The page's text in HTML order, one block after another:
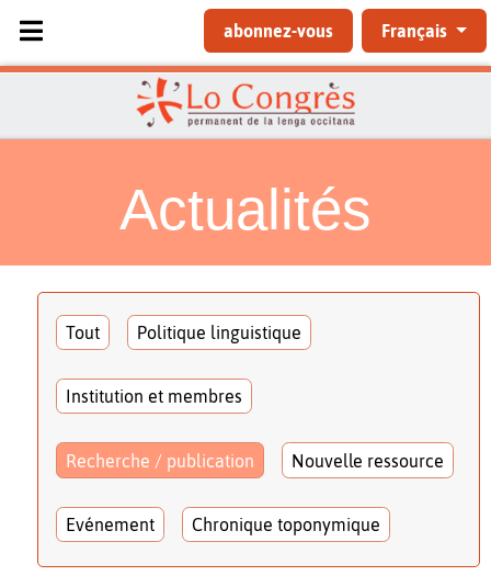
Sélectionnez votre langue
abonnez-vous Français
Actualités
Tout Politique linguistique
Institution et membres
Recherche / publication Nouvelle ressource
Evénement Chronique toponymique